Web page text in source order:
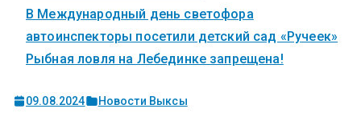
В Международный день светофора
автоинспекторы посетили детский сад «Ручеек»
Рыбная ловля на Лебединке запрещена!
09.08.2024 Новости Выксы